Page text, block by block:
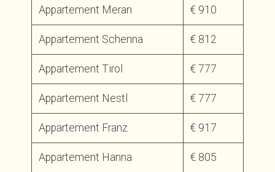
Appartement Meran € 910
Appartement Schenna € 812
Appartement Tirol € 777
Appartement Nestl € 777
Appartement Franz € 917
Appartement Hanna € 805